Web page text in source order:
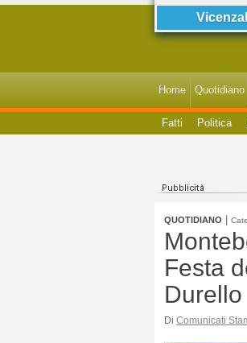
Home Quotidiano
Fatti Politica
QUOTIDIANO
Festa
Durello
Di Comunicati